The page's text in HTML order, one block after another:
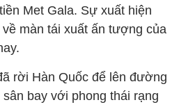
Met Gala. Sự xuất hiện
màn tái xuất ấn tượng của
rời Hàn Quốc để lên đường
bay với phong thái rạng